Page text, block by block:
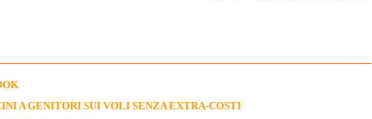
A GENITORI SUI VOLI SENZA EXTRA-COSTI